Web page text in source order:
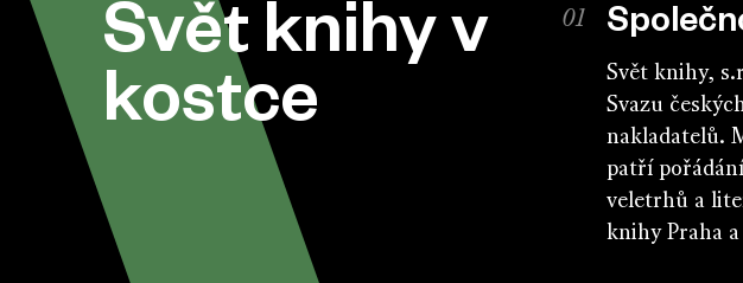
Svět knihy v
kostce
Svět knihy,
Svazu
nakladatelů.
patří
veletrhů a
knihy Praha